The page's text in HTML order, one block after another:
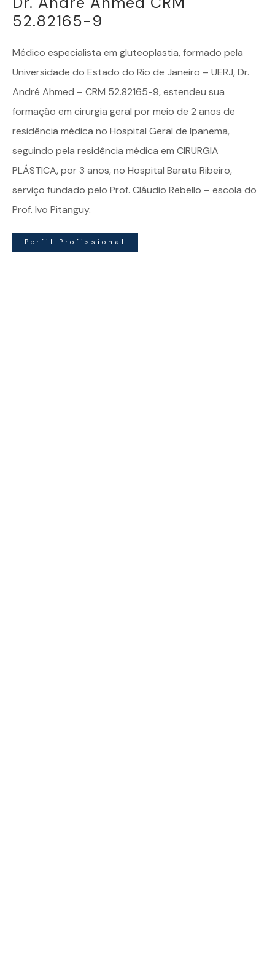
52.82165-9
Médico especialista em gluteoplastia, formado pela
Universidade do Estado do Rio de Janeiro – UERJ, Dr.
André Ahmed – CRM 52.82165-9, estendeu sua
formação em cirurgia geral por meio de 2 anos de
residência médica no Hospital Geral de Ipanema,
seguindo pela residência médica em CIRURGIA
PLÁSTICA, por 3 anos, no Hospital Barata Ribeiro,
serviço fundado pelo Prof. Cláudio Rebello – escola do
Prof. Ivo Pitanguy.
Perfil Profissional